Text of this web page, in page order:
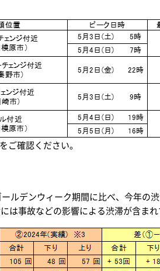
をご確認ください。
ルデンウィーク期間に比べ、今年の
事故などの影響による渋滞が含まれ